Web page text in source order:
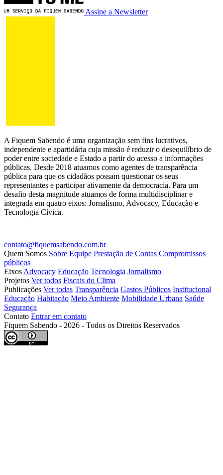
Assine a Newsletter
A Fiquem Sabendo é uma organização sem fins lucrativos,
independente e apartidária cuja missão é reduzir o desequilíbrio de
poder entre sociedade e Estado a partir do acesso a informações
públicas. Desde 2018 atuamos como agentes de transparência
pública para que os cidadãos possam questionar os seus
representantes e participar ativamente da democracia. Para um
desafio desta magnitude atuamos de forma multidisciplinar e
integrada em quatro eixos: Jornalismo, Advocacy, Educação e
Tecnologia Cívica.
contato@fiquemsabendo.com.br
Quem Somos Sobre Equipe Prestação de Contas Compromissos
públicos
Eixos Advocacy Educação Tecnologia Jornalismo
Projetos Ver todos Fiscais do Clima
Publicações Ver todas Transparência Gastos Públicos Institucional
Educação Habitação Meio Ambiente Mobilidade Urbana Saúde
Segurança
Contato Entrar em contato
Fiquem Sabendo - 2026 - Todos os Direitos Reservados